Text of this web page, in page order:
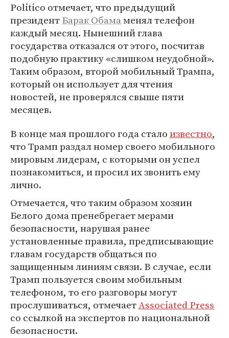
Politico отмечает, что предыдущий
президентБарак Обамаменял телефон
каждый месяц. Нынешний глава
государства отказался от этого, посчитав
подобную практику «слишком неудобной».
Таким образом, второй мобильный Трампа,
который он использует для чтения
новостей, не проверялся свыше пяти
месяцев.
В конце мая прошлого года сталоизвестно,
что Трамп раздал номер своего мобильного
мировым лидерам, с которыми он успел
познакомиться, и просил их звонить ему
лично.
Отмечается, что таким образом хозяин
Белого дома пренебрегает мерами
безопасности, нарушая ранее
установленные правила, предписывающие
главам государств общаться по
защищенным линиям связи. В случае, если
Трамп пользуется своим мобильным
телефоном, то его разговоры могут
прослушиваться, отмечаетAssociated Press
со ссылкой на экспертов по национальной
безопасности.